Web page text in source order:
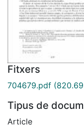
Fitxers
704679.pdf (820.69
Tipus de
Article